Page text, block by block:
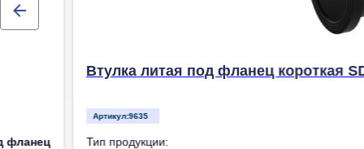
фланец
Втулка литая под фланец короткая
Артикул:9635
Тип продукции: